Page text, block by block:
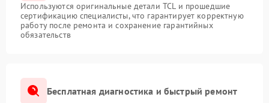
Используются оригинальные детали TCL и прошедшие
сертификацию специалисты, что гарантирует корректную
работу после ремонта и сохранение гарантийных
обязательств
Бесплатная диагностика и быстрый ремонт